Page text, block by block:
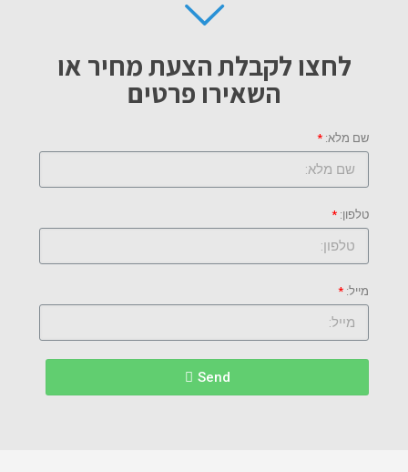
לחצו לקבלת הצעת מחיר או
השאירו פרטים
שם מלא:
טלפון:
מייל:
Send